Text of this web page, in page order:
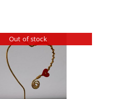
Out of stock